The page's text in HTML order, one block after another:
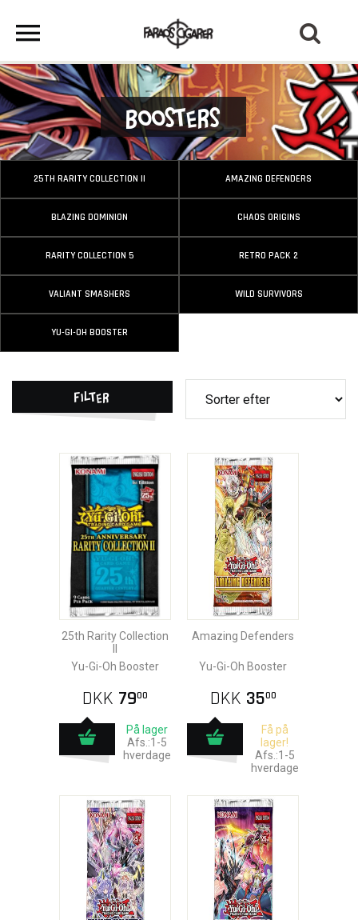
Boosters
25TH RARITY COLLECTION II AMAZING DEFENDERS
BLAZING DOMINION CHAOS ORIGINS
RARITY COLLECTION 5 RETRO PACK 2
VALIANT SMASHERS WILD SURVIVORS
YU-GI-OH BOOSTER
Filter
25th Rarity Collection
Yu-Gi-Oh Booster
DKK 7900
På lager
Afs.:1-5
hverdage
Amazing Defenders
Yu-Gi-Oh Booster
DKK 3500
Få på
lager!
Afs.:1-5
hverdage